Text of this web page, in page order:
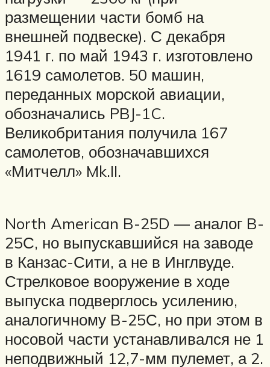
размещении части бомб на
внешней подвеске). С декабря
1941 г. по май 1943 г. изготовлено
1619 самолетов. 50 машин,
переданных морской авиации,
обозначались PBJ-1C.
Великобритания получила 167
самолетов, обозначавшихся
«Митчелл» Mk.II.
North American B-25D — аналог B-
25С, но выпускавшийся на заводе
в Канзас-Сити, а не в Инглвуде.
Стрелковое вооружение в ходе
выпуска подверглось усилению,
аналогичному B-25С, но при этом в
носовой части устанавливался не 1
неподвижный 12,7-мм пулемет, а 2.